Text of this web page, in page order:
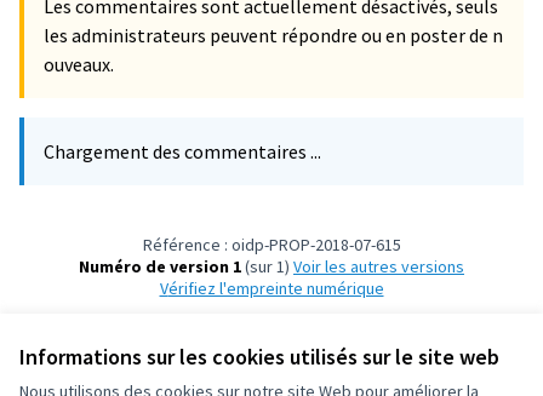
Informations sur les cookies utilisés sur le site web
Nous utilisons des cookies sur notre site Web pour améliorer la
Les commentaires sont actuellement désactivés, seuls
les administrateurs peuvent répondre ou en poster de n
ouveaux.
Chargement des commentaires ...
Référence : oidp-PROP-2018-07-615
Numéro de version 1(sur 1)
voir les autres versions
Vérifiez l'empreinte numérique
Conditions d'utilisation
Paramètres des cookies